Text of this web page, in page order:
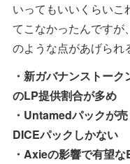
いってもいいくらいこ
てこなかったんです
のような点があげられ
・新ガバナンストー
のLP提供割合が多め
・Untamedパックが
DICEパックしかない
・Axieの影響で有望